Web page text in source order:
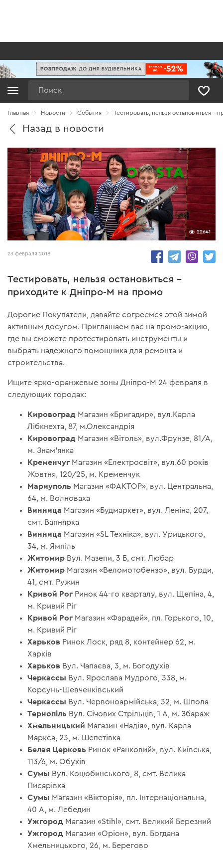
Главная Новости Cобытия Тестировать, нельзя остановиться –
Назад в новости
22641
23 февраля 2018
Тестировать, нельзя остановиться –
приходите к Дніпро-М на промо
Дорогие Покупатели, давайте согреемся этой зимой
активным досугом. Приглашаем вас на промо-акцию,
где вы сможете протестировать инструменты и
выбрать надежного помощника для ремонта и
строительства.
Ищите ярко-оранжевые зоны Дніпро-М 24 февраля в
следующих городах:
Кировоград Магазин «Бригадир», вул.Карла
Лібкнехта, 87, м.Олександрія
Кировоград Магазин «Вітоль», вул.Фрунзе, 81/А,
м. Знам’янка
Кременчуг Магазин «Електросвіт», вул.60 років
Жовтня, 120/25, м. Кременчук
Мариуполь Магазин «ФАКТОР», вул. Центральна,
64, м. Волноваха
Винница Магазин «Будмаркет», вул. Леніна, 207,
смт. Вапнярка
Винница Магазин «SL Техніка», вул. Урицького,
34, м. Ямпіль
Житомир Вул. Мазепи, 3 Б, смт. Любар
Житомир Магазин «Веломотобензо», вул. Бурди,
41, смт. Ружин
Кривой Рог Ринок 44-го кварталу, вул. Щепіна, 4,
м. Кривий Ріг
Кривой Рог Магазин «Фарадей», пл. Горького, 10,
м. Кривий Ріг
Харьков Ринок Лоск, ряд 8, контейнер 62, м.
Харків
Харьков Вул. Чапаєва, 3, м. Богодухів
Черкассы Вул. Ярослава Мудрого, 338, м.
Корсунь-Шевченківський
Черкассы Вул. Червоноармійська, 32, м. Шпола
Тернопіль Вул. Січових Стрільців, 1 А, м. Збараж
Хмельницький Магазин «Надія», вул. Карла
Маркса, 23, м. Шепетівка
Белая Церковь Ринок «Ранковий», вул. Київська,
113/6, м. Обухів
Сумы Вул. Коцюбинського, 8, смт. Велика
Писарівка
Сумы Магазин «Вікторія», пл. Інтернаціональна,
40 А, м. Лебедин
Ужгород Магазин «Stihl», смт. Великий Березний
Ужгород Магазин «Оріон», вул. Богдана
Хмельницького, 26, м. Берегово